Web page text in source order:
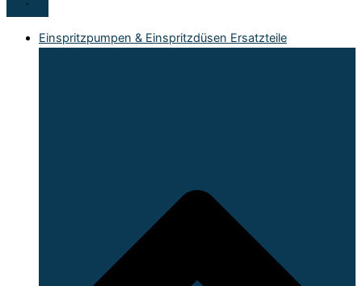
Einspritzpumpen & Einspritzdüsen Ersatzteile